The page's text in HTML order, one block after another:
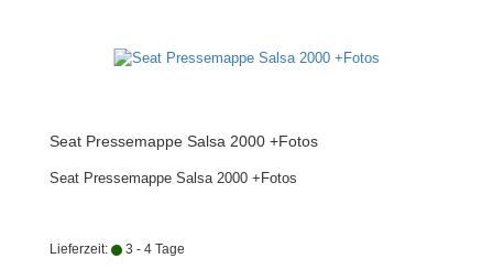
Seat Pressemappe Salsa 2000 +Fotos
Seat Pressemappe Salsa 2000 +Fotos
Lieferzeit: 3 - 4 Tage